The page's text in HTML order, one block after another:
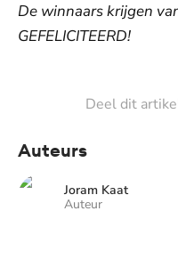
De winnaars krijgen
GEFELICITEERD!
Deel dit
Auteurs
Joram Kaat
Auteur